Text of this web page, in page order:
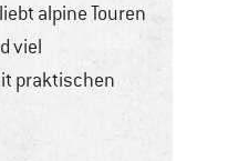
alpine Touren
viel
praktischen